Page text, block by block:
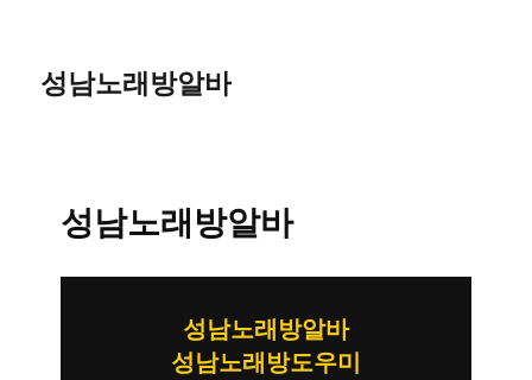
성남노래방알바
성남노래방알바
성남노래방알바
성남노래방도우미